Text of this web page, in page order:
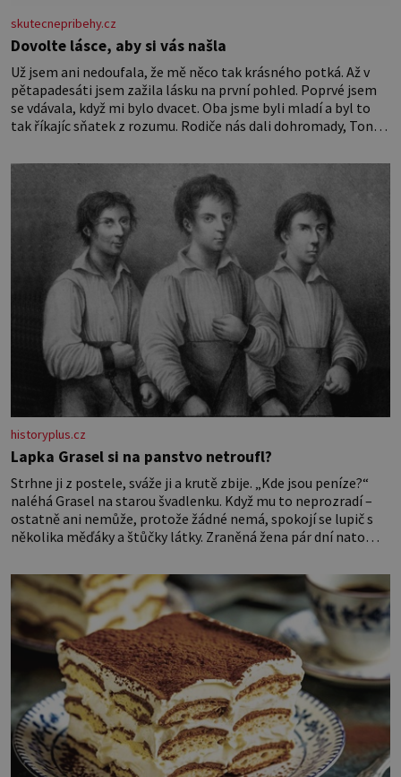
skutecnepribehy.cz
Dovolte lásce, aby si vás našla
Už jsem ani nedoufala, že mě něco tak krásného potká. Až v
pětapadesáti jsem zažila lásku na první pohled. Poprvé jsem
se vdávala, když mi bylo dvacet. Oba jsme byli mladí a byl to
tak říkajíc sňatek z rozumu. Rodiče nás dali dohromady, Toník
nesvědčilo, brzy jsme zjistili, že
historyplus.cz
Lapka Grasel si na panstvo netroufl?
Strhne ji z postele, sváže ji a krutě zbije. „Kde jsou peníze?“
naléhá Grasel na starou švadlenku. Když mu to neprozradí –
ostatně ani nemůže, protože žádné nemá, spokojí se lupič s
několika měďáky a štůčky látky. Zraněná žena pár dní nato
dlouho po jeho smrti